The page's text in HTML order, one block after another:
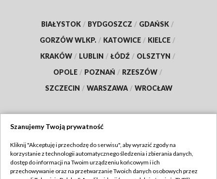
BIAŁYSTOK / BYDGOSZCZ / GDAŃSK /
GORZÓW WLKP. / KATOWICE / KIELCE /
KRAKÓW / LUBLIN / ŁÓDŹ / OLSZTYN /
OPOLE / POZNAŃ / RZESZÓW /
SZCZECIN / WARSZAWA / WROCŁAW
TVP
Abonament TVP
Regulamin TVP
Szanujemy Twoją prywatność
Kliknij "Akceptuję i przechodzę do serwisu", aby wyrazić zgody na
korzystanie z technologii automatycznego śledzenia i zbierania danych,
dostęp do informacji na Twoim urządzeniu końcowym i ich
przechowywanie oraz na przetwarzanie Twoich danych osobowych przez